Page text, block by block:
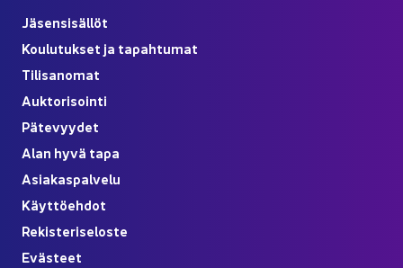
Jä­sen­si­säl­löt
Kou­lu­tuk­set ja ta­pah­tu­mat
Ti­li­sa­no­mat
Auk­to­ri­soin­ti
Pä­te­vyy­det
Alan hyvä tapa
Asia­kas­pal­ve­lu
Käyt­tö­eh­dot
Re­kis­te­ri­se­los­te
Eväs­teet